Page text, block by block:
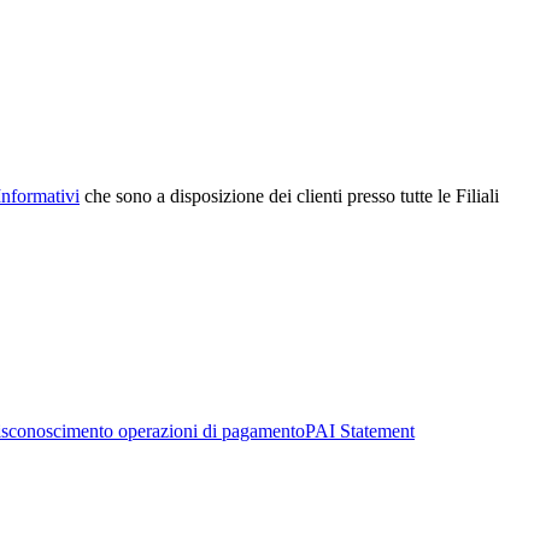
che sono a disposizione dei clienti presso tutte le Filiali
operazioni di pagamentoPAI Statement